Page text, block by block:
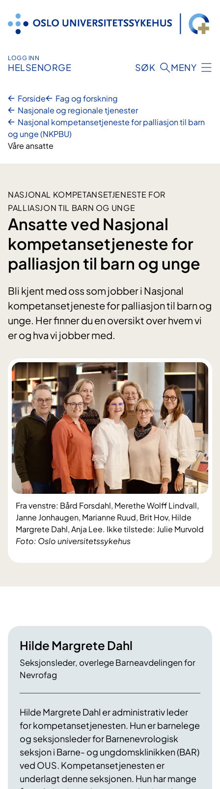
innhold
LOGG INN
HELSENORGE SØK MENY
Forside
Fag og forskning
Nasjonale og regionale tjenester
Nasjonal kompetansetjeneste for palliasjon til barn
og unge (NKPBU)
Våre ansatte
NASJONAL KOMPETANSETJENESTE FOR
PALLIASJON TIL BARN OG UNGE
Ansatte ved Nasjonal
kompetansetjeneste for
palliasjon til barn og unge
Bli kjent med oss som jobber i Nasjonal
kompetansetjeneste for palliasjon til barn og
unge. Her finner du en oversikt over hvem vi
er og hva vi jobber med.
Foto: Oslo universitetssykehus
Fra venstre: Bård Forsdahl, Merethe Wolff Lindvall,
Janne Jonhaugen, Marianne Ruud, Brit Hov, Hilde
Margrete Dahl, Anja Lee. Ikke tilstede: Julie Murvold
Hilde Margrete Dahl
Seksjonsleder, overlege Barneavdelingen for
Nevrofag
Hilde Margrete Dahl er administrativ leder
for kompetansetjenesten. Hun er barnelege
og seksjonsleder for Barnenevrologisk
seksjon i Barne- og ungdomsklinikken (BAR)
ved OUS. Kompetansetjenesten er
underlagt denne seksjonen. Hun har mange